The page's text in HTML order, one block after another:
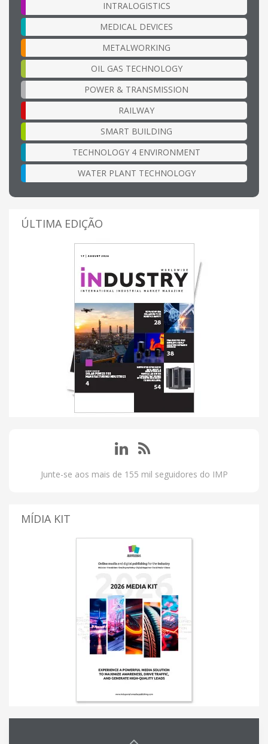
INTRALOGISTICS
MEDICAL DEVICES
METALWORKING
OIL GAS TECHNOLOGY
POWER & TRANSMISSION
RAILWAY
SMART BUILDING
TECHNOLOGY 4 ENVIRONMENT
WATER PLANT TECHNOLOGY
ÚLTIMA EDIÇÃO
Junte-se aos mais de 155 mil seguidores do IMP
MÍDIA KIT